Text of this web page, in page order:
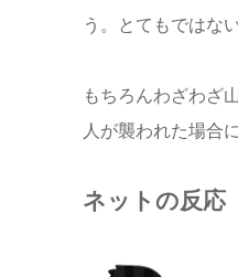
う。とてもではな
もちろんわざわざ
人が襲われた場合
ネットの反応